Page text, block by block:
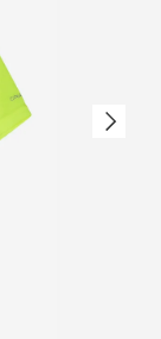
Nächste